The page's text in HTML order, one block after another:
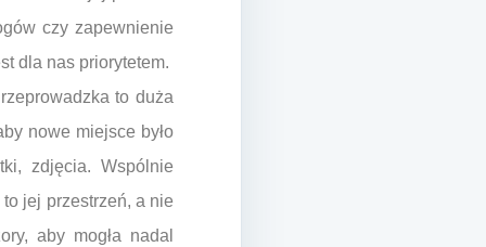
czy zapewnienie
dla nas priorytetem.
to duża
nowe miejsce było
zdjęcia. Wspólnie
jej przestrzeń, a nie
aby mogła nadal